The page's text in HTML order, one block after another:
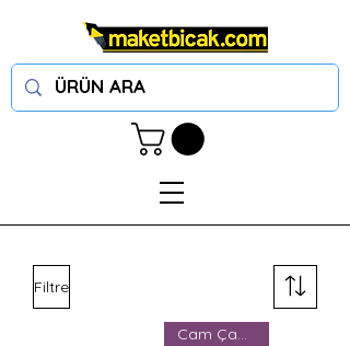
Filtre
Cam Çapak Alma